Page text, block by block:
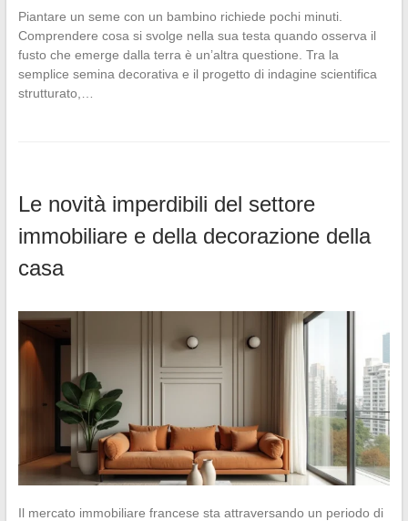
Piantare un seme con un bambino richiede pochi minuti.
Comprendere cosa si svolge nella sua testa quando osserva il
fusto che emerge dalla terra è un’altra questione. Tra la
semplice semina decorativa e il progetto di indagine scientifica
strutturato,…
Le novità imperdibili del settore
immobiliare e della decorazione della
casa
Il mercato immobiliare francese sta attraversando un periodo di